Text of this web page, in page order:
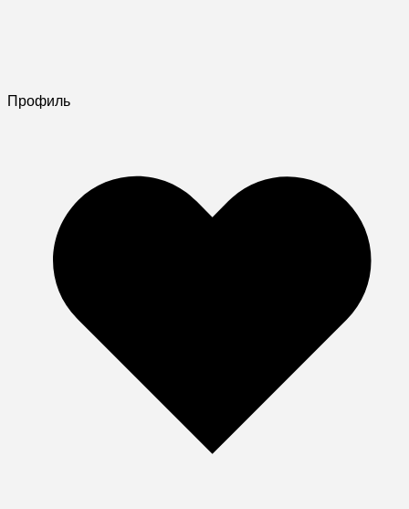
Профиль